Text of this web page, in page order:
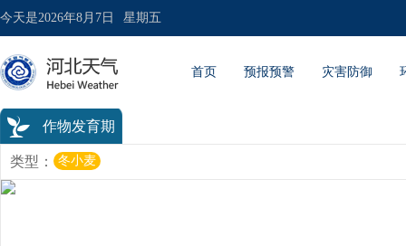
今天是2026年8月7日 星期五
首页 预报预警 灾害防御
作物发育期
类型： 冬小麦